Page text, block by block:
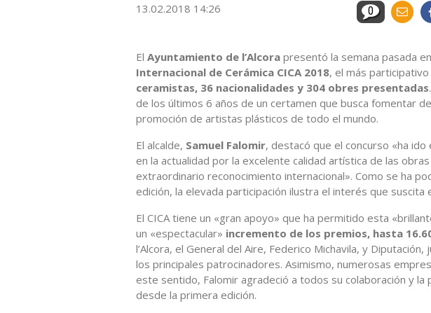
13.02.2018 14:26 0
El Ayuntamiento de l’Alcora presentó la semana pasada en
Internacional de Cerámica CICA 2018, el más
ceramistas, 36 nacionalidades y 304 obres presentadas
de los últimos 6 años de un certamen que busca fomentar
promoción de artistas plásticos de todo el mundo.
El alcalde, Samuel Falomir, destacó que el concurso «ha
en la actualidad por la excelente calidad artística de las
extraordinario reconocimiento internacional». Como se ha
edición, la elevada participación ilustra el interés que suscita
El CICA tiene un «gran apoyo» que ha permitido esta
un «espectacular» incremento de los premios, hasta
l’Alcora, el General del Aire, Federico Michavila, y
los principales patrocinadores. Asimismo, numerosas
este sentido, Falomir agradeció a todos su colaboración y la
desde la primera edición.